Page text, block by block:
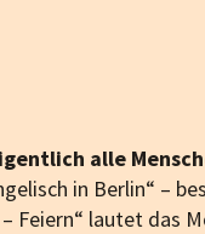
alle
in Berlin“ –
– Feiern“ lautet